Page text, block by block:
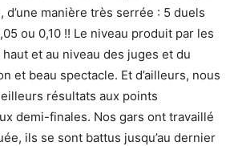
d’une manière très serrée : 5 duels
ou 0,10 !! Le niveau produit par les
et au niveau des juges et du
et beau spectacle. Et d’ailleurs, nous
résultats aux points
demi-finales. Nos gars ont travaillé
ils se sont battus jusqu’au dernier